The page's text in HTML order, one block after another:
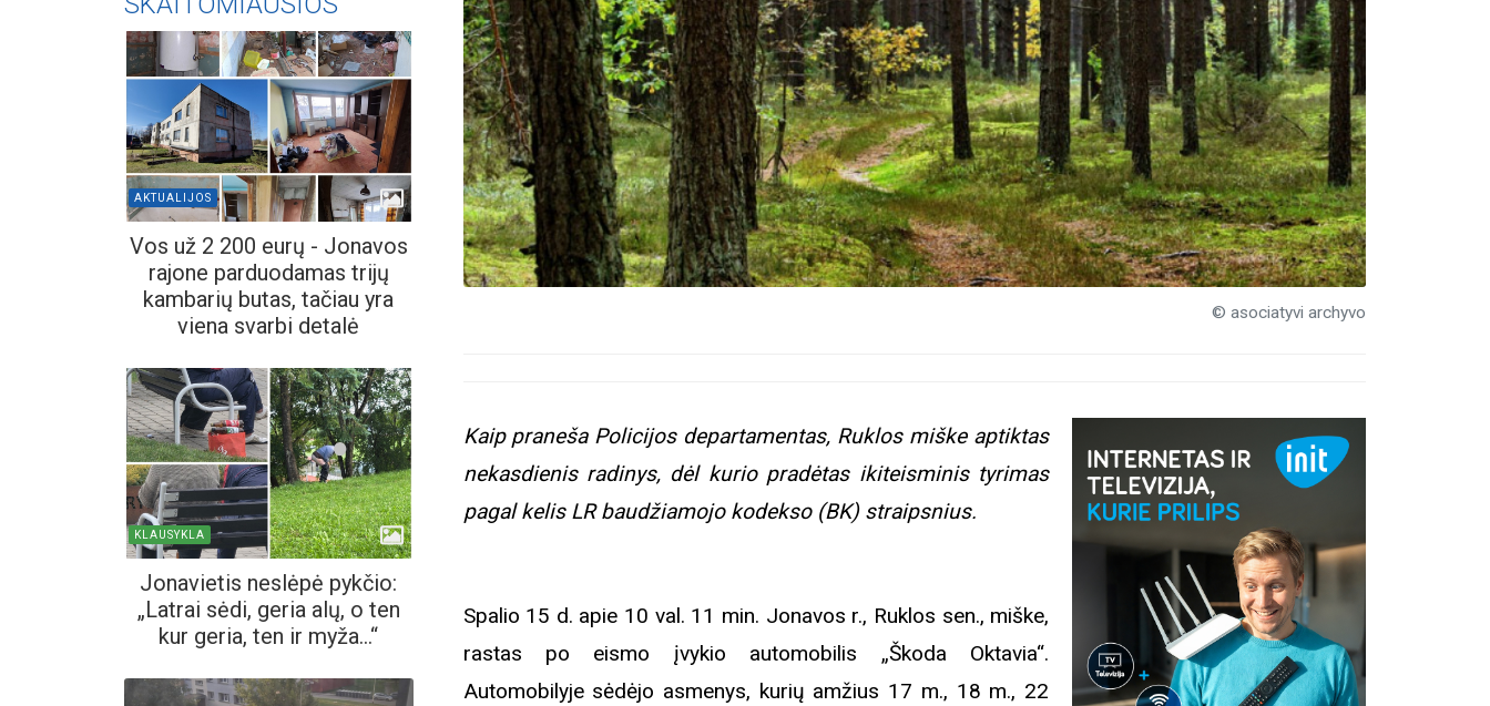
AKTUALIJOS
Vos už 2 200 eurų - Jonavos
rajone parduodamas trijų
kambarių butas, tačiau yra
viena svarbi detalė
KLAUSYKLA
Jonavietis neslėpė pykčio:
„Latrai sėdi, geria alų, o ten
kur geria, ten ir myža...“
© asociatyvi archyvo
Kaip praneša Policijos departamentas, Ruklos miške aptiktas
nekasdienis radinys, dėl kurio pradėtas ikiteisminis tyrimas
pagal kelis LR baudžiamojo kodekso (BK) straipsnius.
Spalio 15 d. apie 10 val. 11 min. Jonavos r., Ruklos sen., miške,
rastas po eismo įvykio automobilis „Škoda Oktavia“.
Automobilyje sėdėjo asmenys, kurių amžius 17 m., 18 m., 22